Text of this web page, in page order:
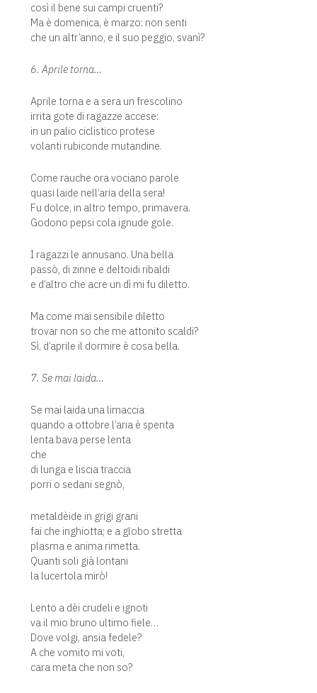
così il bene sui campi cruenti?
Ma è domenica, è marzo: non senti
che un altr’anno, e il suo peggio, svanì?
6. Aprile torna…
Aprile torna e a sera un frescolino
irrita gote di ragazze accese:
in un palio ciclistico protese
volanti rubiconde mutandine.
Come rauche ora vociano parole
quasi laide nell’aria della sera!
Fu dolce, in altro tempo, primavera.
Godono pepsi cola ignude gole.
I ragazzi le annusano. Una bella
passò, di zinne e deltoidi ribaldi
e d’altro che acre un dì mi fu diletto.
Ma come mai sensibile diletto
trovar non so che me attonito scaldi?
Sì, d’aprile il dormire è cosa bella.
7. Se mai laida…
Se mai laida una limaccia
quando a ottobre l’aria è spenta
lenta bava perse lenta
che
di lunga e liscia traccia
porri o sedani segnò,
metaldèide in grigi grani
fai che inghiotta; e a globo stretta
plasma e anima rimetta.
Quanti soli già lontani
la lucertola mirò!
Lento a dèi crudeli e ignoti
va il mio bruno ultimo fiele…
Dove volgi, ansia fedele?
A che vomito mi voti,
cara meta che non so?